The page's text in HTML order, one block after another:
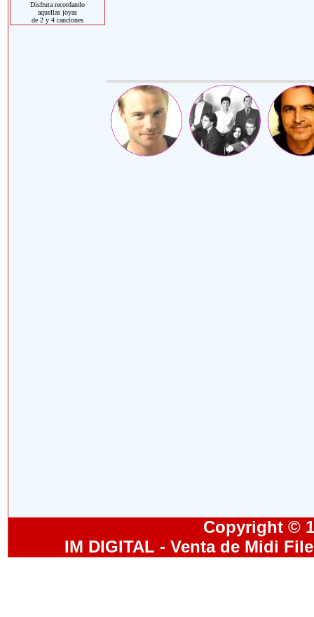
Disfruta recordando
aquellas joyas
de 2 y 4 canciones
Copyright ©
IM DIGITAL - Venta de Midi